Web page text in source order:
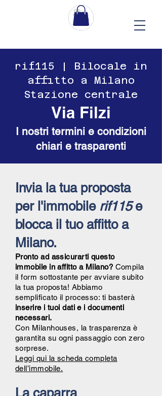
​​rif115 | Bilocale in
affitto a Milano
Stazione centrale
Via Filzi
I nostri termini e condizioni
chiari e trasparenti
Invia la tua proposta
per l'immobile rif115e
blocca il tuo affitto a
Milano.
Pronto ad assicurarti questo
immobile in affitto a Milano? Compila
il form sottostante per avviare subito
la tua proposta! Abbiamo
semplificato il processo: ti basterà
inserire i tuoi dati e i documenti
necessari.
Con Milanhouses, la trasparenza è
garantita su ogni passaggio con zero
sorprese.
Leggi qui la scheda completa
dell’immobile.
La caparra